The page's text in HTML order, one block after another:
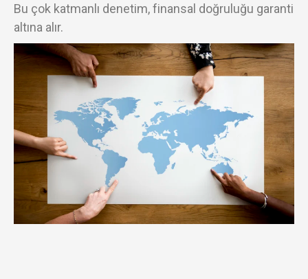
Bu çok katmanlı denetim, finansal doğruluğu garanti
altına alır.